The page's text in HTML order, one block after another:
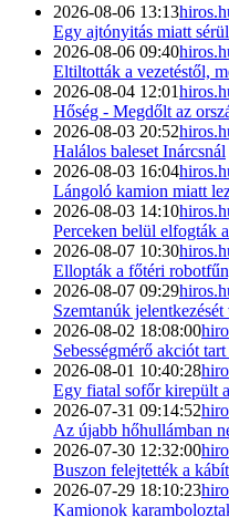
2026-08-06 13:13
Egy ajtónyitás miatt
2026-08-06 09:40
Eltiltották a vezetéstől,
2026-08-04 12:01
Hőség - Megdőlt az
2026-08-03 20:52
Halálos baleset Inárcsnál
2026-08-03 16:04
Lángoló kamion miatt
2026-08-03 14:10
Perceken belül elfogták
2026-08-07 10:30
Ellopták a főtéri
2026-08-07 09:29
Szemtanúk
2026-08-02 18:08:00
Sebességmérő akciót
2026-08-01 10:40:28
Egy fiatal sofőr kirepült
2026-07-31 09:14:52
Az újabb hőhullámban
2026-07-30 12:32:00
Buszon felejtették a
2026-07-29 18:10:23
Kamionok